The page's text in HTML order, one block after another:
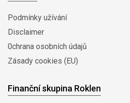
Podmínky užívání
Disclaimer
0chrana osobních údajů
Zásady cookies (EU)
Finanční skupina Roklen